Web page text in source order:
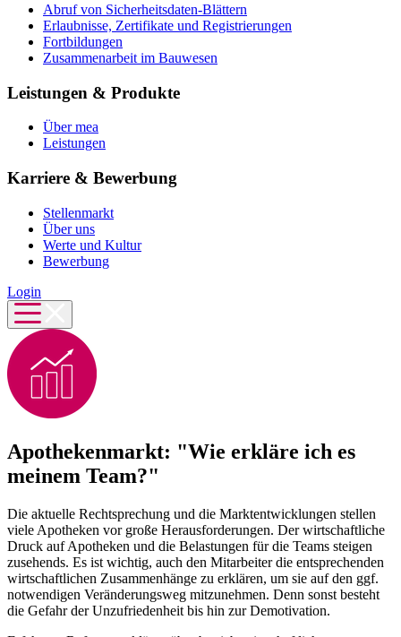
Abruf von Sicherheitsdaten-Blättern
Erlaubnisse, Zertifikate und Registrierungen
Fortbildungen
Zusammenarbeit im Bauwesen
Leistungen & Produkte
Über mea
Leistungen
Karriere & Bewerbung
Stellenmarkt
Über uns
Werte und Kultur
Bewerbung
Login
Apothekenmarkt: "Wie erkläre ich es
meinem Team?"
Die aktuelle Rechtsprechung und die Marktentwicklungen stellen
viele Apotheken vor große Herausforderungen. Der wirtschaftliche
Druck auf Apotheken und die Belastungen für die Teams steigen
zusehends. Es ist wichtig, auch den Mitarbeiter die entsprechenden
wirtschaftlichen Zusammenhänge zu erklären, um sie auf den ggf.
notwendigen Veränderungsweg mitzunehmen. Denn sonst besteht
die Gefahr der Unzufriedenheit bis hin zur Demotivation.